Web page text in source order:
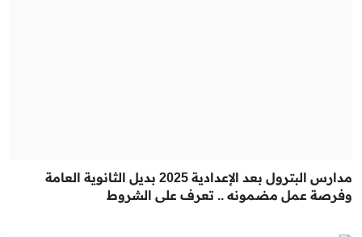
مدارس البترول بعد الإعدادية 2025 بديل الثانوية العامة
وفرصة عمل مضمونه .. تعرف على الشروط